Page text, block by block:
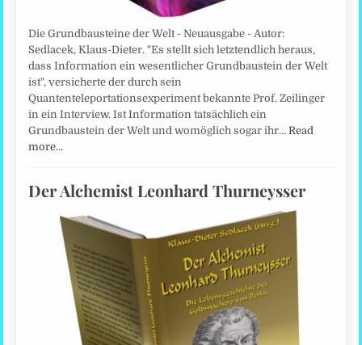
Die Grundbausteine der Welt - Neuausgabe - Autor:
Sedlacek, Klaus-Dieter. "Es stellt sich letztendlich heraus,
dass Information ein wesentlicher Grundbaustein der Welt
ist", versicherte der durch sein
Quantenteleportationsexperiment bekannte Prof. Zeilinger
in ein Interview. Ist Information tatsächlich ein
Grundbaustein der Welt und womöglich sogar ihr…Read
more…
Der Alchemist Leonhard Thurneysser